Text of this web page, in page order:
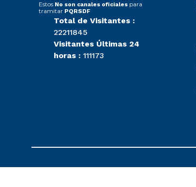
Estos No son canales oficiales para
tramitar PQRSDF
Total de Visitantes :
22211845
Visitantes Últimas 24
horas : 111173